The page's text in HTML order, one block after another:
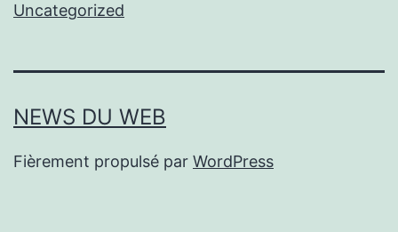
Uncategorized
NEWS DU WEB
Fièrement propulsé par WordPress